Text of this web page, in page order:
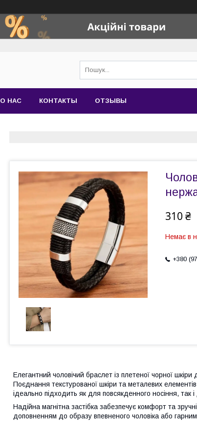
О НАС КОНТАКТЫ ОТЗЫВЫ
310 ₴
Немає в
+380
Елегантний чоловічий браслет із плетеної чорної
Поєднання текстурованої шкіри та металевих
ідеально підходить як для повсякденного носіння, так
Надійна магнітна застібка забезпечує комфорт та
доповненням до образу впевненого чоловіка або